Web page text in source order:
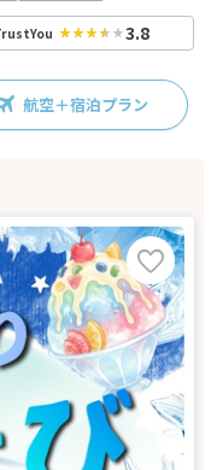
3.8
航空＋宿泊プラン